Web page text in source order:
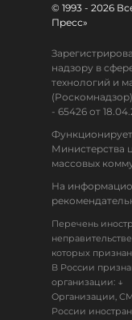
© 1993 - 2026
Пресс»
надзору в
технологий и
- 65426 от
Министерства
массовых
На
Перечень
которых
В России
организации: ↓
Организации,
России